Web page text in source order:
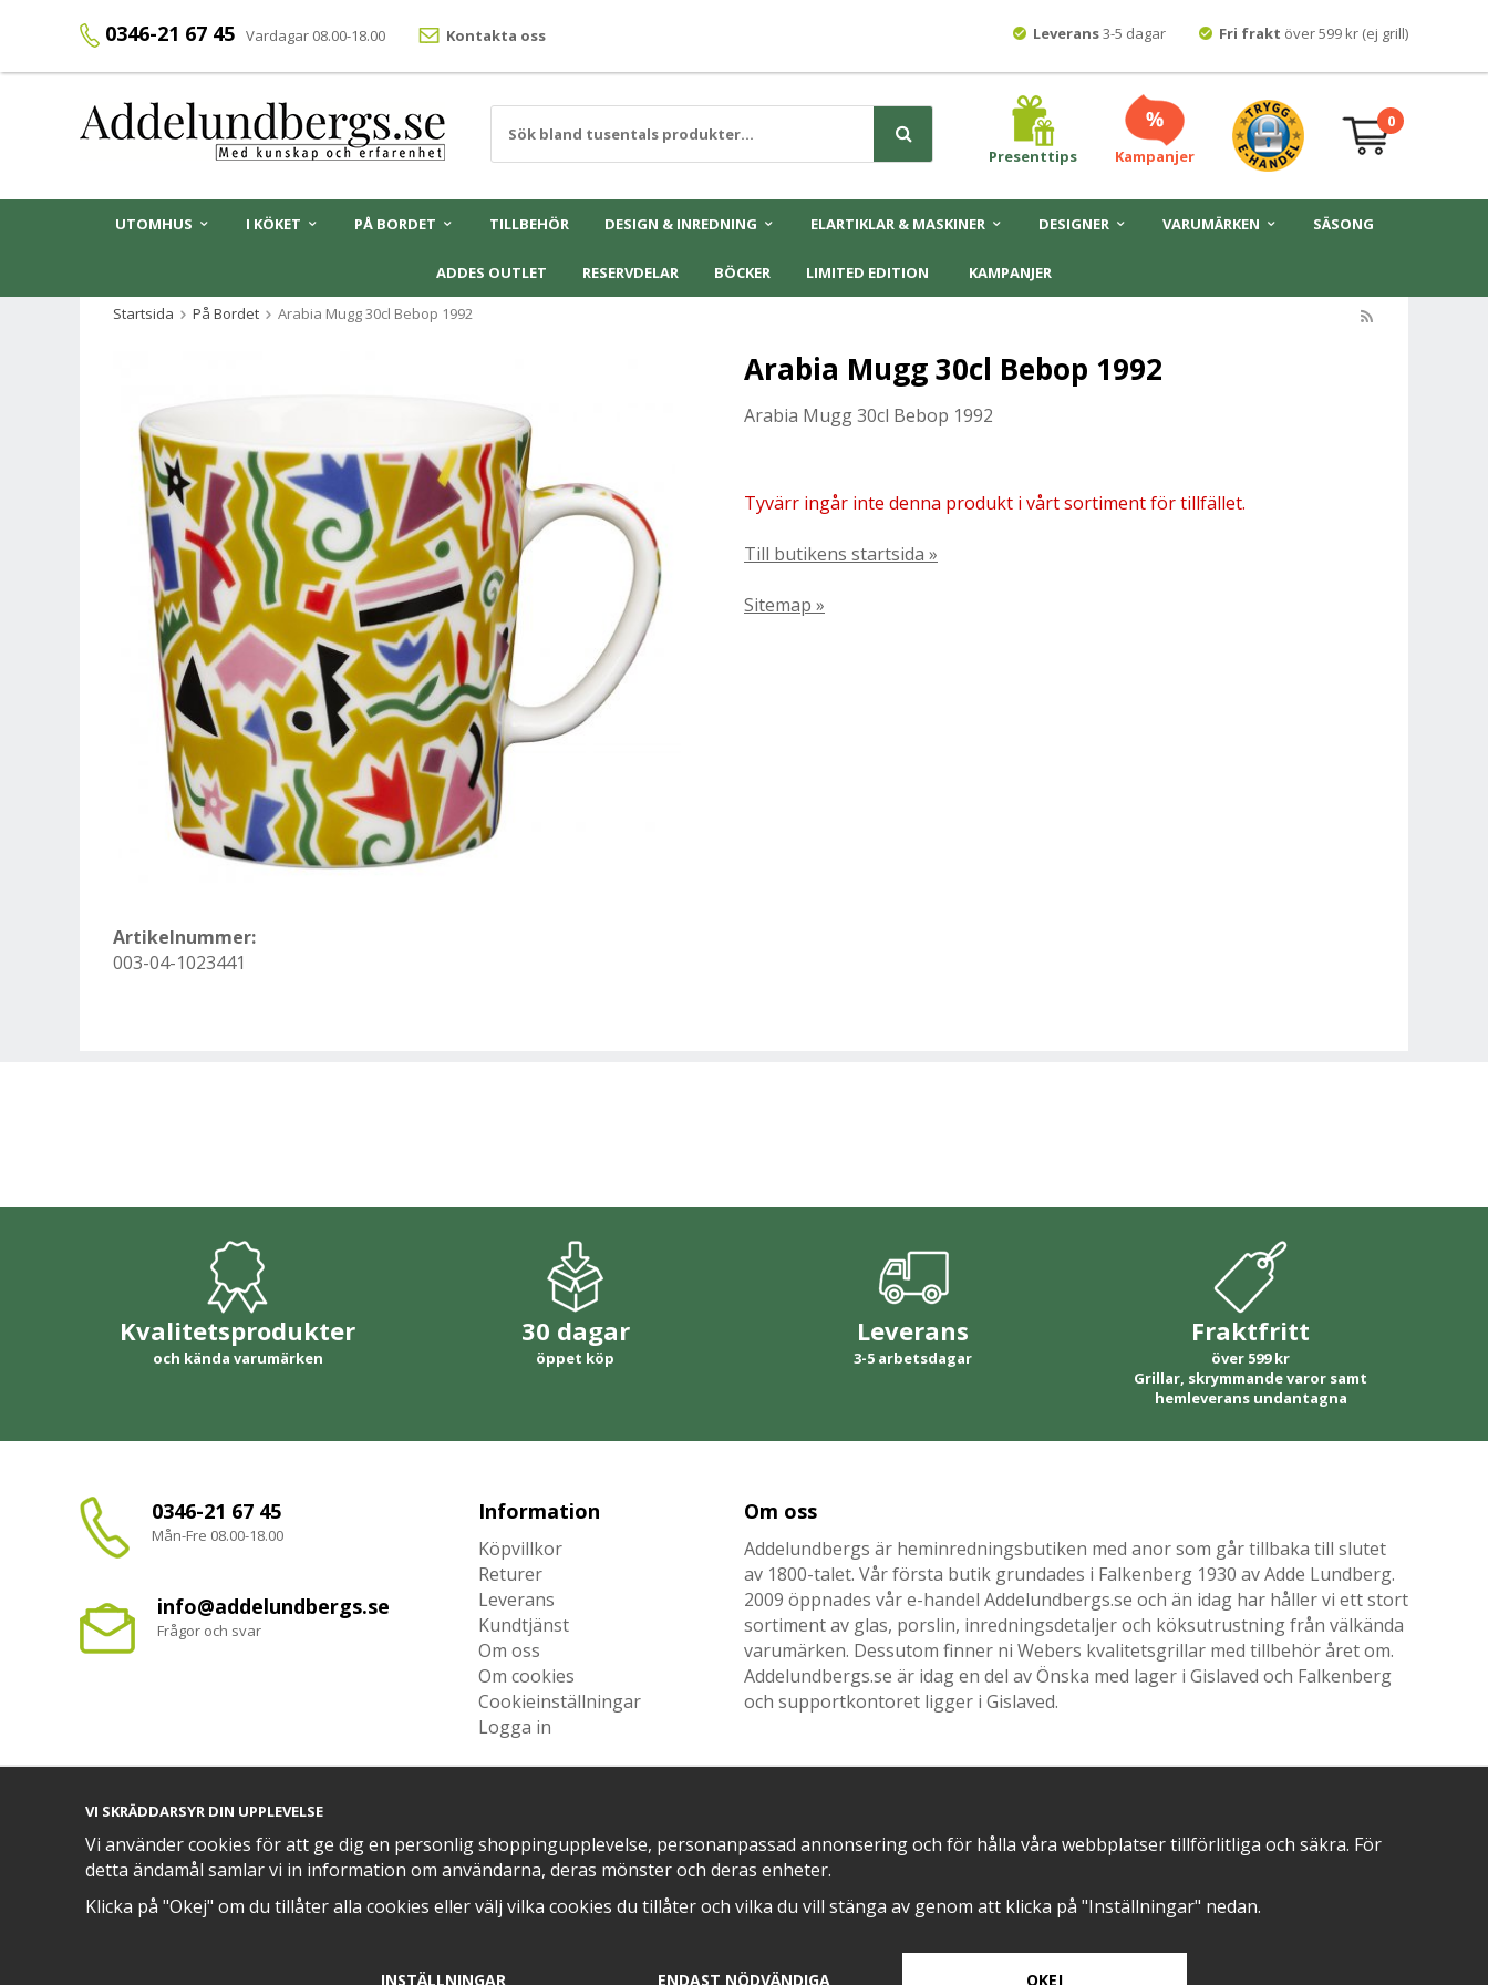
0346-21 67 45 Vardagar 08.00-18.00 Kontakta oss Leverans3-5 dagar Fri frakt över 599 kr (ej grill)
Presenttips Kampanjer
0
UTOMHUS I KÖKET PÅ BORDET TILLBEHÖR DESIGN & INREDNING ELARTIKLAR & MASKINER DESIGNER VARUMÄRKEN SÄSONG
ADDES OUTLET RESERVDELAR BÖCKER LIMITED EDITION KAMPANJER
Startsida På Bordet Arabia Mugg 30cl Bebop 1992
Arabia Mugg 30cl Bebop 1992
Arabia Mugg 30cl Bebop 1992
Tyvärr ingår inte denna produkt i vårt sortiment för tillfället.
Till butikens startsida »
Sitemap »
Artikelnummer:
003-04-1023441
Kvalitetsprodukter
och kända varumärken
30 dagar
öppet köp
Leverans
3-5 arbetsdagar
Fraktfritt
över 599 kr
Grillar, skrymmande varor samt
hemleverans undantagna
0346-21 67 45
Mån-Fre 08.00-18.00
info@addelundbergs.se
Frågor och svar
Information
Köpvillkor
Returer
Leverans
Kundtjänst
Om oss
Om cookies
Cookieinställningar
Logga in
Om oss
Addelundbergs är heminredningsbutiken med anor som går tillbaka till slutet
av 1800-talet. Vår första butik grundades i Falkenberg 1930 av Adde Lundberg.
2009 öppnades vår e-handel Addelundbergs.se och än idag har håller vi ett stort
sortiment av glas, porslin, inredningsdetaljer och köksutrustning från välkända
varumärken. Dessutom finner ni Webers kvalitetsgrillar med tillbehör året om.
Addelundbergs.se är idag en del av Önska med lager i Gislaved och Falkenberg
och supportkontoret ligger i Gislaved.
TRYGG BETALNING MED​ SNABB LEVERANS MED EN DEL AV POSITIVA OMDÖMEN PÅ
VI SKRÄDDARSYR DIN UPPLEVELSE
Vi använder cookies för att ge dig en personlig shoppingupplevelse, personanpassad annonsering och för hålla våra webbplatser tillförlitliga och säkra. För
detta ändamål samlar vi in information om användarna, deras mönster och deras enheter.
Klicka på "Okej" om du tillåter alla cookies eller välj vilka cookies du tillåter och vilka du vill stänga av genom att klicka på "Inställningar" nedan.
INSTÄLLNINGAR ENDAST NÖDVÄNDIGA OKEJ